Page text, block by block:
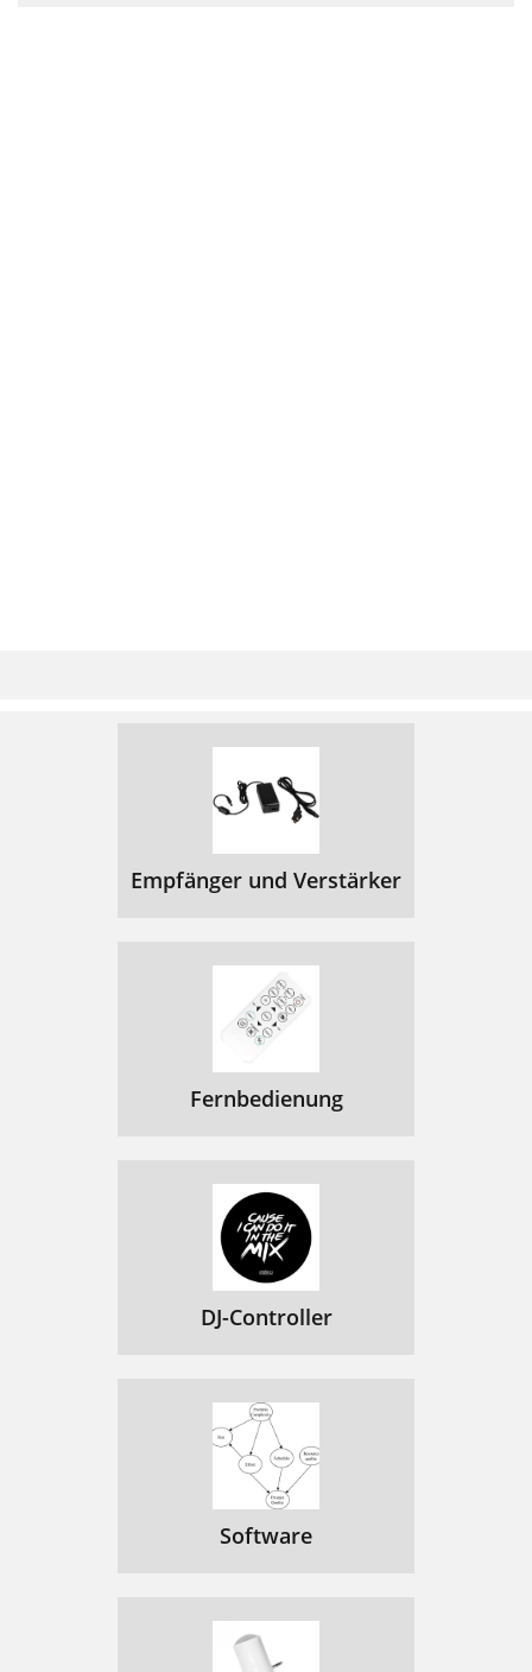
Empfänger und Verstärker
Fernbedienung
DJ-Controller
Software